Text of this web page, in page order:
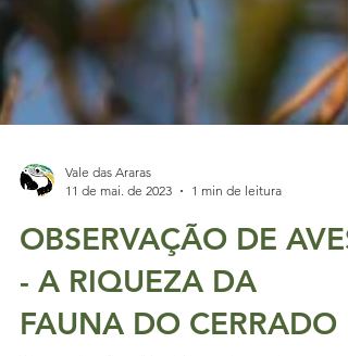
11 de mai. de 2023
1 min de leitura
OBSERVAÇÃO DE AVES
- A RIQUEZA DA